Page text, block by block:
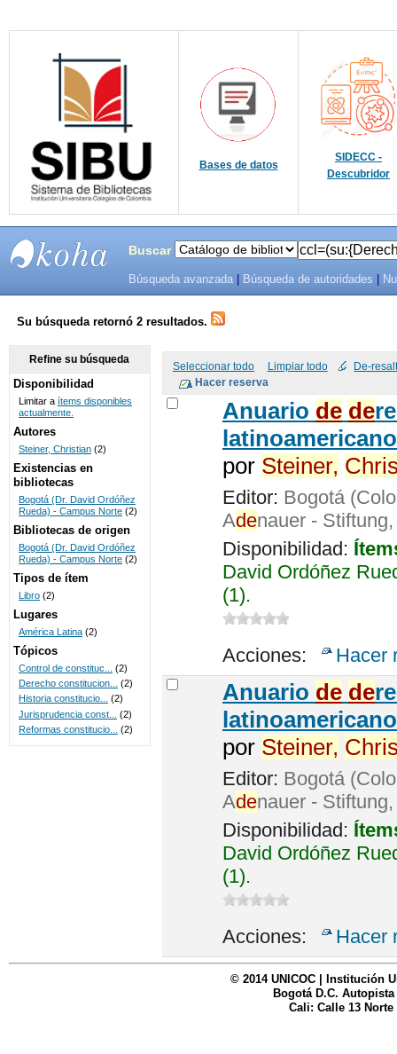
Bases de datos
SIDECC -
Descubridor
SISTEMAS
DE
BIBLIOTECAS
UNICOC
Buscar
Búsqueda avanzada Búsqueda de autoridades
Su búsqueda retornó 2 resultados.
Seleccionar todo Limpiar todo De-
Anuario de de
por Steiner,
Editor: Bogotá
Adenauer -
Disponibilidad:
David Ordóñez
(1).
Acciones: Hacer
Anuario de de
por Steiner,
Editor: Bogotá
Adenauer -
Disponibilidad:
David Ordóñez
(1).
Acciones: Hacer
Refine su búsqueda
Disponibilidad
Limitar a ítems disponibles
actualmente.
Autores
Steiner, Christian (2)
Existencias en
bibliotecas
Bogotá (Dr. David Ordóñez
Rueda) - Campus Norte (2)
Bibliotecas de origen
Bogotá (Dr. David Ordóñez
Rueda) - Campus Norte (2)
Tipos de ítem
Libro (2)
Lugares
América Latina (2)
Tópicos
Control de constituc...
(2)
Derecho constitucion...
(2)
Historia constitucio... (2)
Jurisprudencia const...
(2)
Reformas constitucio...
(2)
© 2014 UNICOC | Institución
Bogotá D.C. Autopista
Cali: Calle 13 Norte